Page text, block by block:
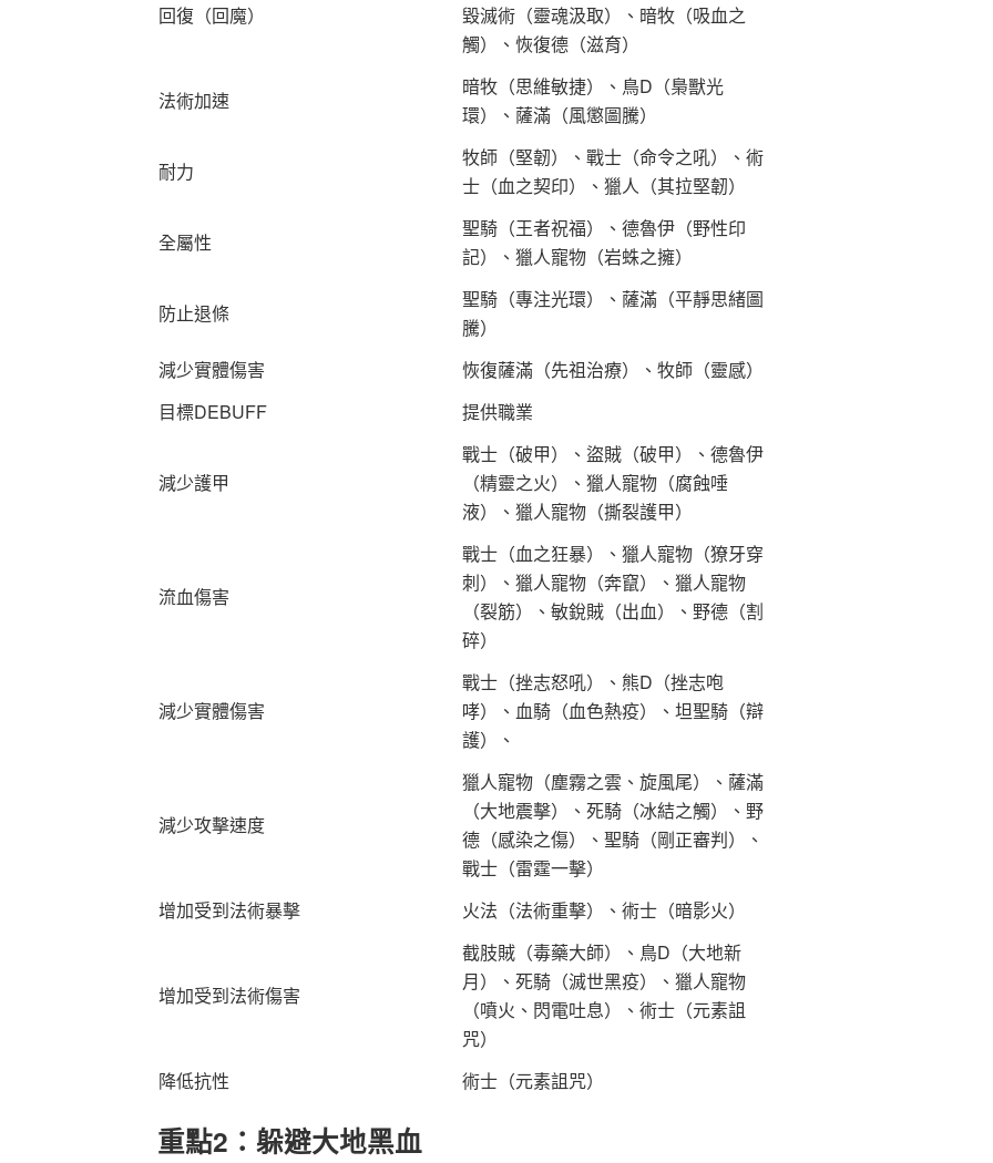
回復（回魔）
毀滅術（靈魂汲取）、暗牧（吸血之
觸）、恢復德（滋育）
法術加速
暗牧（思維敏捷）、鳥D（梟獸光
環）、薩滿（風懲圖騰）
耐力
牧師（堅韌）、戰士（命令之吼）、術
士（血之契印）、獵人（其拉堅韌）
全屬性
聖騎（王者祝福）、德魯伊（野性印
記）、獵人寵物（岩蛛之擁）
防止退條
聖騎（專注光環）、薩滿（平靜思緒圖
騰）
減少實體傷害
恢復薩滿（先祖治療）、牧師（靈感）
目標DEBUFF
提供職業
減少護甲
戰士（破甲）、盜賊（破甲）、德魯伊
（精靈之火）、獵人寵物（腐蝕唾
液）、獵人寵物（撕裂護甲）
流血傷害
戰士（血之狂暴）、獵人寵物（獠牙穿
刺）、獵人寵物（奔竄）、獵人寵物
（裂筋）、敏銳賊（出血）、野德（割
碎）
減少實體傷害
戰士（挫志怒吼）、熊D（挫志咆
哮）、血騎（血色熱疫）、坦聖騎（辯
護）、
減少攻擊速度
獵人寵物（塵霧之雲、旋風尾）、薩滿
（大地震擊）、死騎（冰結之觸）、野
德（感染之傷）、聖騎（剛正審判）、
戰士（雷霆一擊）
增加受到法術暴擊
火法（法術重擊）、術士（暗影火）
增加受到法術傷害
截肢賊（毒藥大師）、鳥D（大地新
月）、死騎（滅世黑疫）、獵人寵物
（噴火、閃電吐息）、術士（元素詛
咒）
降低抗性
術士（元素詛咒）
重點2：躲避大地黑血